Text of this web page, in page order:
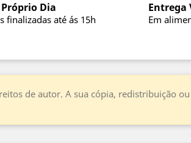
Dia
finalizadas até ás 15h
Entrega
Em
de autor. A sua cópia, redistribuição